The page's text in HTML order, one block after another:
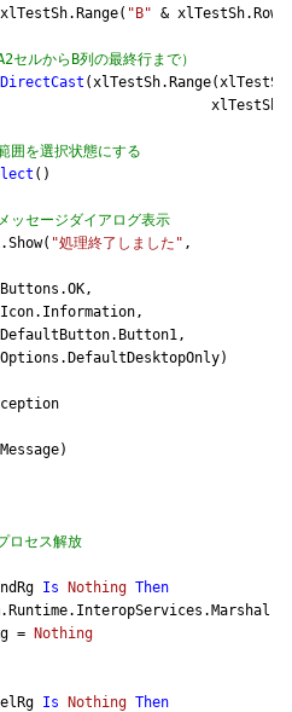
"B" &
セルからB列の最終行まで）
DirectCast
囲を選択状態にする
()
ッセージダイアログ表示
"処理終了しました" ,
ロセス解放
Is Nothing Then
=
Nothing
Is Nothing Then